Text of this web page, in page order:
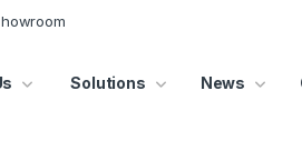
Solutions News